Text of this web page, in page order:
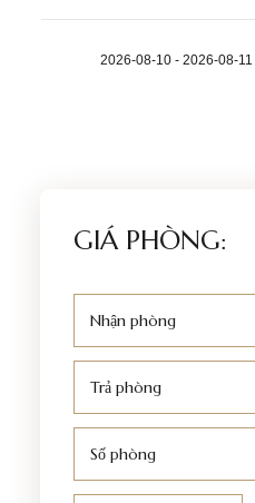
2026-08-10 - 2026-08-11
GIÁ PHÒNG:
Nhận phòng
Trả phòng
Số phòng